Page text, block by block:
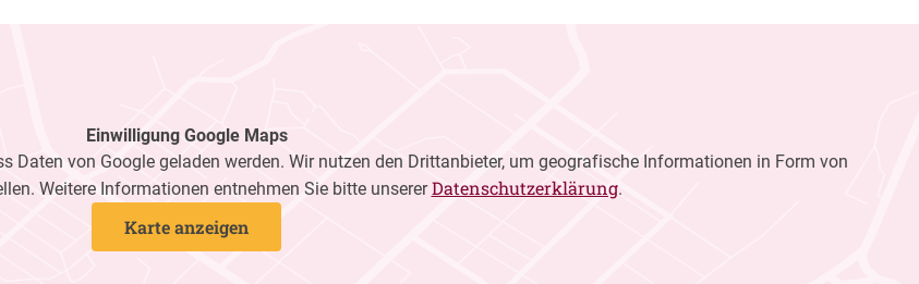
Einwilligung Google Maps
Daten von Google geladen werden. Wir nutzen den Drittanbieter, um geografische Informationen in Form von
Weitere Informationen entnehmen Sie bitte unsererDatenschutzerklärung.
Karte anzeigen